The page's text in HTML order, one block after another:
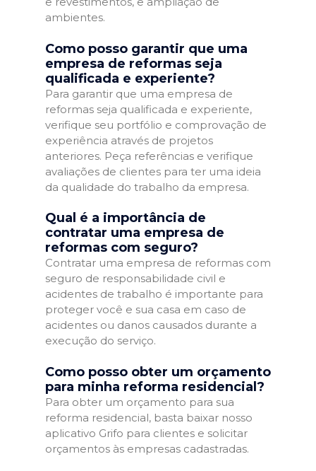
ambientes.
Como posso garantir que uma
empresa de reformas seja
qualificada e experiente?
Para garantir que uma empresa de
reformas seja qualificada e experiente,
verifique seu portfólio e comprovação de
experiência através de projetos
anteriores. Peça referências e verifique
avaliações de clientes para ter uma ideia
da qualidade do trabalho da empresa.
Qual é a importância de
contratar uma empresa de
reformas com seguro?
Contratar uma empresa de reformas com
seguro de responsabilidade civil e
acidentes de trabalho é importante para
proteger você e sua casa em caso de
acidentes ou danos causados durante a
execução do serviço.
Como posso obter um orçamento
para minha reforma residencial?
Para obter um orçamento para sua
reforma residencial, basta baixar nosso
aplicativo Grifo para clientes e solicitar
orçamentos às empresas cadastradas.